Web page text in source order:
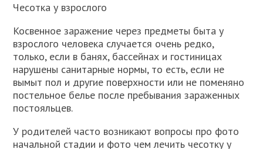
Чесотка у взрослого
Косвенное заражение через предметы быта у
взрослого человека случается очень редко,
только, если в банях, бассейнах и гостиницах
нарушены санитарные нормы, то есть, если не
вымыт пол и другие поверхности или не поменяно
постельное белье после пребывания зараженных
постояльцев.
У родителей часто возникают вопросы про фото
начальной стадии и фото чем лечить чесотку у